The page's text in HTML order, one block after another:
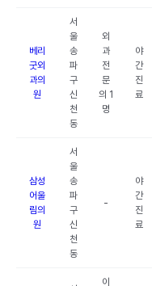
베리
굿외
과의
원
서
울
송
파
구
신
천
동
외
과
전
문
의 1
명
야
간
진
료
삼성
어울
림의
원
서
울
송
파
구
신
천
동
-
야
간
진
료
이